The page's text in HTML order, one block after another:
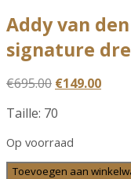
Addy van
signature
€695.00
was:
€695.00.
€149.00
Taille: 70
Op voorraad
Addy
Toevoegen aan